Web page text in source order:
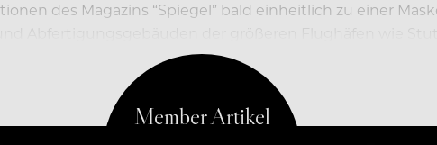
des Magazins “Spiegel” bald einheitlich zu einer